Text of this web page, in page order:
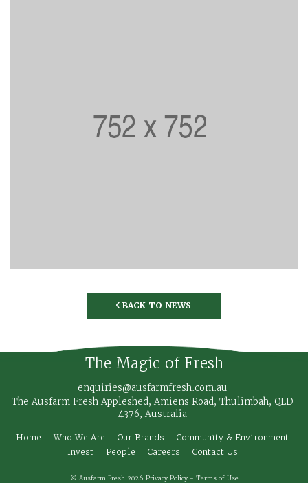
◅ BACK TO NEWS
The Magic of Fresh
enquiries@ausfarmfresh.com.au
The Ausfarm Fresh Appleshed, Amiens Road, Thulimbah, QLD
4376, Australia
Home Who We Are Our Brands
Community & Environment
Invest
People Careers Contact Us
© Ausfarm Fresh 2026 Privacy Policy- Terms of Use